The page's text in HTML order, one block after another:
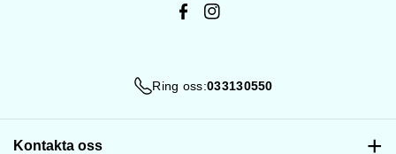
F
b
I
a
Ring oss:033130550
Kontakta oss